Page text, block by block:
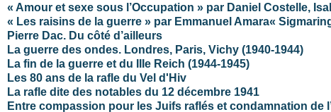
« Amour et sexe sous l’Occupation » par Daniel Costelle,
« Les raisins de la guerre » par Emmanuel Amara«
Pierre Dac. Du côté d’ailleurs
La guerre des ondes. Londres, Paris, Vichy (1940-1944)
La fin de la guerre et du IIIe Reich (1944-1945)
Les 80 ans de la rafle du Vel d'Hiv
La rafle dite des notables du 12 décembre 1941
Entre compassion pour les Juifs raflés et condamnation de